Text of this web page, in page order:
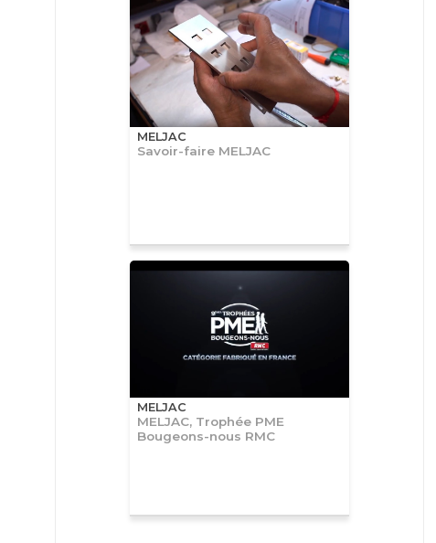
MELJAC
Savoir-faire MELJAC
MELJAC
MELJAC, Trophée PME
Bougeons-nous RMC